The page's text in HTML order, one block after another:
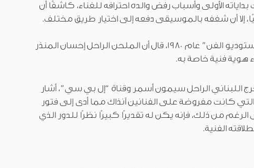
الأولى وأسباب رفض والده احترافه للغناء، كاشفًا أن
إلا أن شغفه بالموسيقى دفعه إلى اختيار طريق مختلف.
وعن مشاركته في برنامج “استوديو الفن” عام 1980، قال أن الملحن الراحل إحسان المنذر
هوية فنية خاصة به.
اللبناني الراحل سيمون أسمر وقناة “إل بي سي”، أشار
كانت مفروضة على الفنانين آنذاك مما أدى إلى فتور
الرغم من ذلك، فإنه يكن له تقديرًا كبيرًا نظرًا للدور الذي
الفنية.